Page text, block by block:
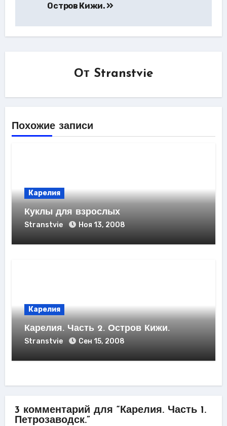
записям
Остров Кижи.
От Stranstvie
Похожие записи
Карелия
Куклы для взрослых
Stranstvie Ноя 13, 2008
Карелия
Карелия. Часть 2. Остров Кижи.
Stranstvie Сен 15, 2008
3 комментарий для “Карелия. Часть 1.
Петрозаводск.”